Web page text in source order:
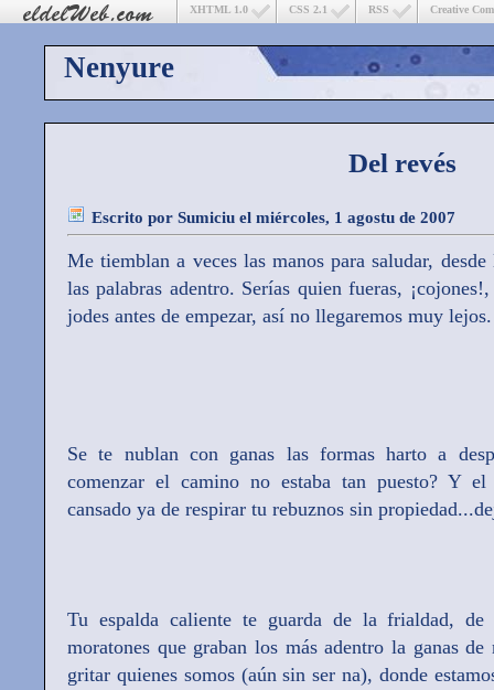
Creative
RSS
CSS 2.1
XHTML 1.0
Nenyure
Del revés
Escrito por Sumiciu el miércoles, 1 agostu de 2007
Me tiemblan a veces las manos para saludar,
las palabras adentro. Serías quien fueras,
jodes antes de empezar, así no llegaremos muy lejos.
Se te nublan con ganas las formas harto a
comenzar el camino no estaba tan puesto? Y el
cansado ya de respirar tu rebuznos sin
Tu espalda caliente te guarda de la frialdad, de
moratones que graban los más adentro la ganas
gritar quienes somos (aún sin ser na), donde